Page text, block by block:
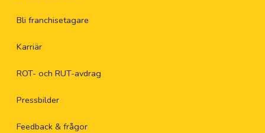
Bli franchisetagare
Karriär
ROT- och RUT-avdrag
Pressbilder
Feedback & frågor